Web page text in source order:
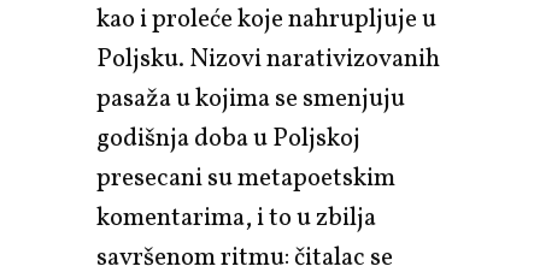
kao i proleće koje nahrupljuje u
Poljsku. Nizovi narativizovanih
pasaža u kojima se smenjuju
godišnja doba u Poljskoj
presecani su metapoetskim
komentarima, i to u zbilja
savršenom ritmu: čitalac se